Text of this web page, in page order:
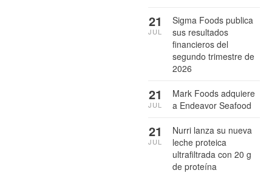
Sigma Foods publica
sus resultados
financieros del
segundo trimestre de
2026
21
JUL
Mark Foods adquiere
a Endeavor Seafood
21
JUL
Nurri lanza su nueva
leche proteica
ultrafiltrada con 20 g
de proteína
21
JUL